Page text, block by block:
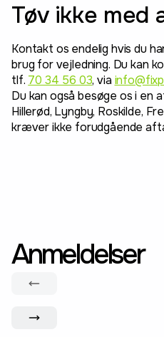
Tøv ikke med
Kontakt os endelig hvis du
brug for vejledning. Du kan
tlf. 70 34 56 03, via
Du kan også besøge os i en
Hillerød, Lyngby, Roskilde,
kræver ikke forudgående
Anmeldelser